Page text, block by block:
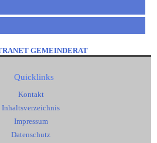
GEMEINDERAT
Quicklinks
Kontakt
Inhaltsverzeichnis
Impressum
Datenschutz